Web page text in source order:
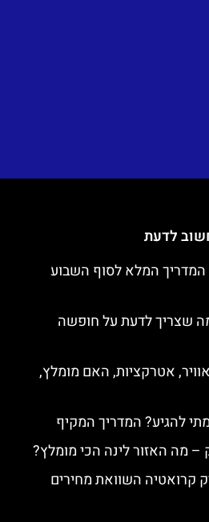
לדעת
המדריך המלא לסוף השבוע
שצריך לדעת על חופשה
אטרקציות, האם מומלץ,
מתי להגיע? המדריך המקיף
– מה האזור לינה הכי מומלץ?
קרואטיה השוואת מחירים